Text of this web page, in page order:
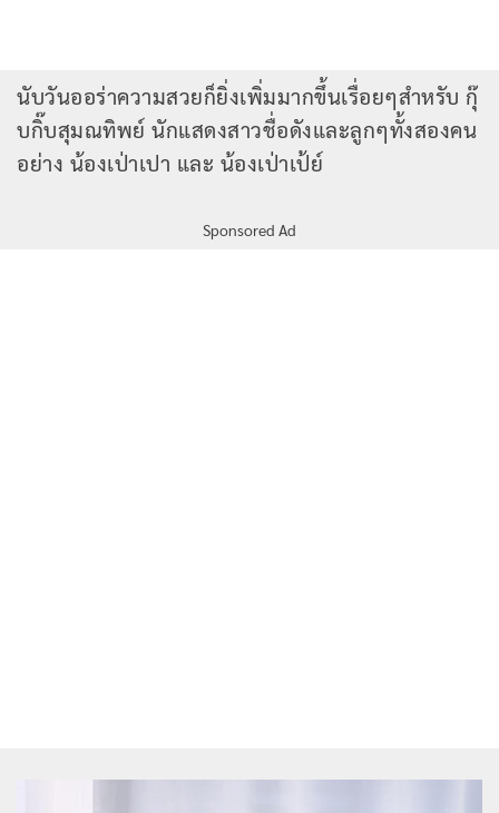
นับวันออร่าความสวยก็ยิ่งเพิ่มมากขึ้นเรื่อยๆสำหรับ กุ๊
บกิ๊บสุมณทิพย์ นักแสดงสาวชื่อดังและลูกๆทั้งสองคน
อย่าง น้องเป่าเปา และ น้องเป่าเป้ย์
Sponsored Ad